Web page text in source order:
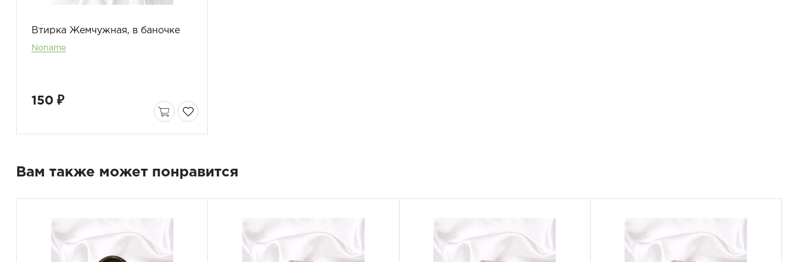
Втирка Жемчужная, в баночке
Noname
150 ₽
Вам также может понравится